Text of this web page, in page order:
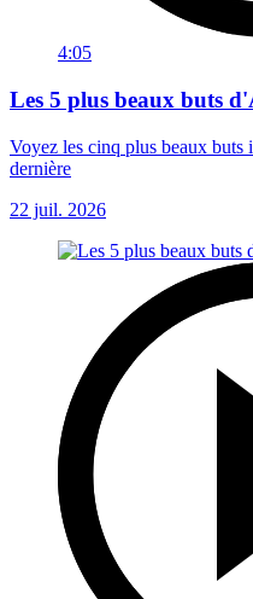
4:05
Les 5 plus beaux buts
Voyez les cinq plus beaux
dernière
22 juil. 2026